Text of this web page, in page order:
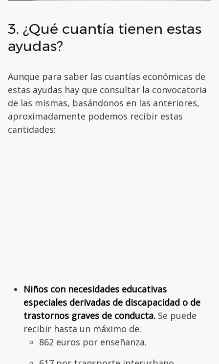
3. ¿Qué cuantía tienen estas
ayudas?
Aunque para saber las cuantías económicas de
estas ayudas hay que consultar la convocatoria
de las mismas, basándonos en las anteriores,
aproximadamente podemos recibir estas
cantidades:
Niños con necesidades educativas
especiales derivadas de discapacidad o de
trastornos graves de conducta. Se puede
recibir hasta un máximo de:
862 euros por enseñanza.